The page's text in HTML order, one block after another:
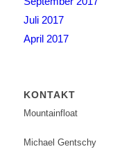
Juli 2017
April 2017
KONTAKT
Mountainfloat
Michael Gentschy